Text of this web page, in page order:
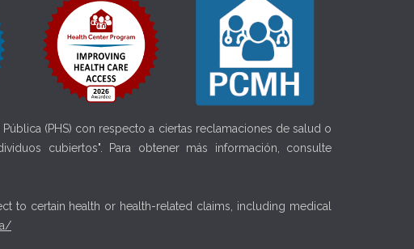
(PHS) con respecto a ciertas reclamaciones de salud o
cubiertos". Para obtener más información, consulte
to certain health or health-related claims, including medical